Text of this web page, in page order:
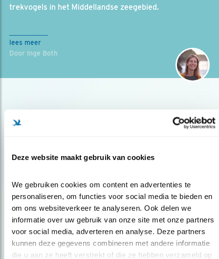
Deze website maakt gebruik van cookies
We gebruiken cookies om content en advertenties te
personaliseren, om functies voor social media te bieden en
om ons websiteverkeer te analyseren. Ook delen we
informatie over uw gebruik van onze site met onze partners
voor social media, adverteren en analyse. Deze partners
kunnen deze gegevens combineren met andere informatie
die u aan ze heeft verstrekt of die ze hebben verzameld op
trekvogels in het Middellandse zeegebied.
lees meer
Door Inge Both
Meld je aan en ontvang nieuws, inspiratie, acties en tips
over vogels en activiteiten van Vogelbescherming.
AANMELDEN VOGELNIEUWS
Volg ons via social media